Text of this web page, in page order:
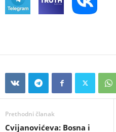
Prethodni članak
Cvijanovićeva: Bosna i